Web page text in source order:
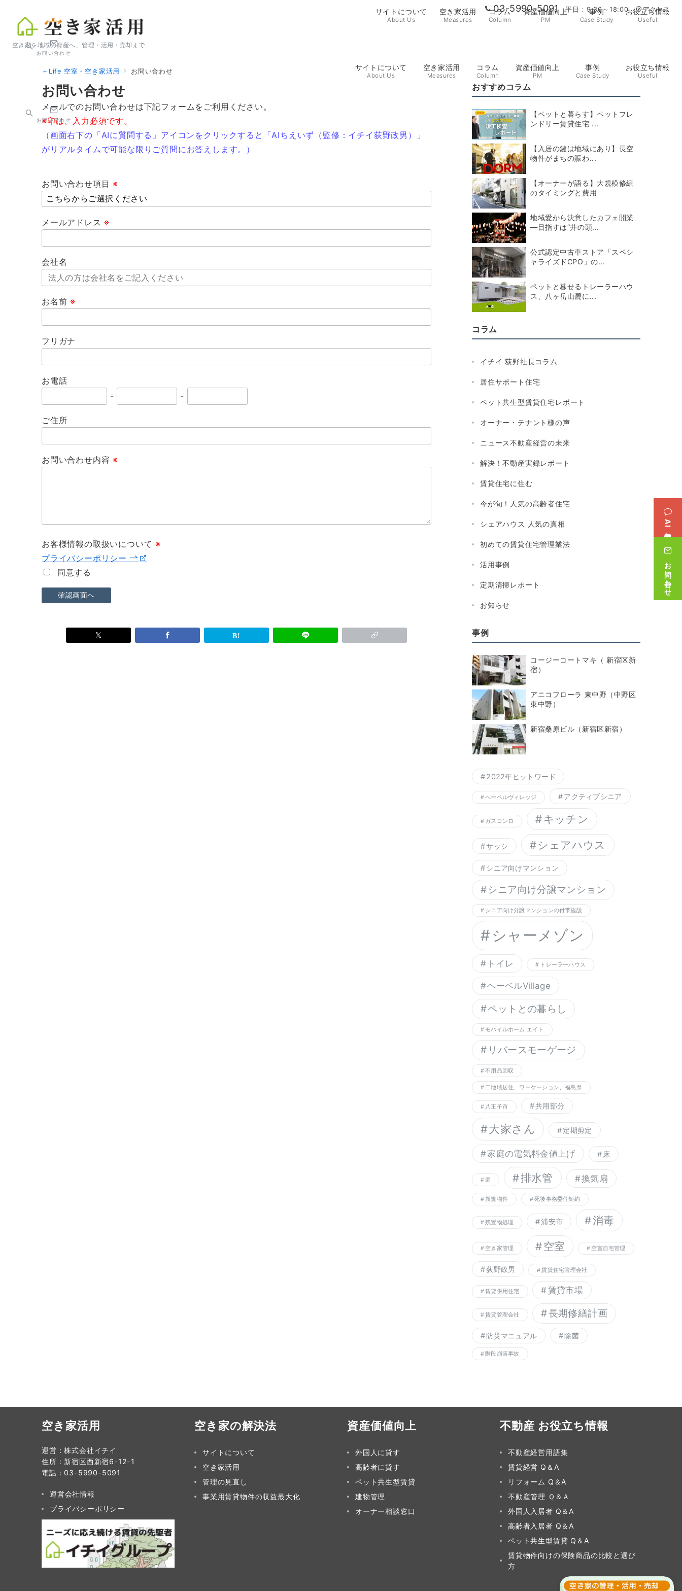
03-5990-5091 平日：9:30～18:00 アクセス
空き家を地域の資産へ、管理・活用・売却まで
サイトについて
About Us
空き家活用
Measures
コラム
Column
資産価値向上
PM
事例
Case Study
お役立ち情報
Useful
お問い合わせ
サイトについて
About Us
空き家活用
Measures
コラム
Column
資産価値向上
PM
事例
Case Study
お役立ち情報
Useful
お問い合わせ
＋Life 空室・空き家活用 お問い合わせ
お問い合わせ
メールでのお問い合わせは下記フォームをご利用ください。
※印は、入力必須です。
（画面右下の「AIに質問する」アイコンをクリックすると「AIちえいず（監修：イチイ荻野政男）」
がリアルタイムで可能な限りご質問にお答えします。）
お問い合わせ項目※
メールアドレス※
会社名
お名前※
フリガナ
お電話
-
-
ご住所
お問い合わせ内容※
お客様情報の取扱いについて※
プライバシーポリシー
同意する
おすすめコラム
【ペットと暮らす】ペットフレ
ンドリー賃貸住宅 ...
【入居の鍵は地域にあり】長空
物件がまちの賑わ...
【オーナーが語る】大規模修繕
のタイミングと費用
地域愛から決意したカフェ開業
―目指すは“井の頭...
公式認定中古車ストア「スペシ
ャライズドCPO」の...
ペットと暮せるトレーラーハウ
ス、八ヶ岳山麓に...
コラム
イチイ 荻野社長コラム
居住サポート住宅
ペット共生型賃貸住宅レポート
オーナー・テナント様の声
ニュース不動産経営の未来
解決！不動産実録レポート
賃貸住宅に住む
今が旬！人気の高齢者住宅
シェアハウス 人気の真相
初めての賃貸住宅管理業法
活用事例
定期清掃レポート
お知らせ
事例
コージーコートマキ（ 新宿区新
宿）
アニコフローラ 東中野（中野区
東中野）
新宿桑原ビル（新宿区新宿）
2022年ヒットワード
へーベルヴィレッジ アクティブシニア
ガスコンロ キッチン
サッシ シェアハウス
シニア向けマンション
シニア向け分譲マンション
シニア向け分譲マンションの付帯施設
シャーメゾン
トイレ トレーラーハウス
ヘーベルVillage
ペットとの暮らし
モバイルホーム エイト
リバースモーゲージ
不用品回収
二地域居住、ワーケーション、福島県
八王子市 共用部分
大家さん 定期剪定
家庭の電気料金値上げ 床
庭 排水管 換気扇
新規物件 死後事務委任契約
残置物処理 浦安市 消毒
空き家管理 空室 空室自宅管理
荻野政男 賃貸住宅管理会社
賃貸併用住宅 賃貸市場
賃貸管理会社 長期修繕計画
防災マニュアル 除菌
階段崩落事故
空き家活用
運営：株式会社イチイ
住所：新宿区西新宿6-12-1
電話：03-5990-5091
運営会社情報
プライバシーポリシー
空き家の解決法
サイトについて
空き家活用
管理の見直し
事業用賃貸物件の収益最大化
資産価値向上
外国人に貸す
高齢者に貸す
ペット共生型賃貸
建物管理
オーナー相談窓口
不動産 お役立ち情報
不動産経営用語集
賃貸経営 Q＆A
リフォーム Q＆A
不動産管理 Ｑ＆Ａ
外国人入居者 Q＆A
高齢者入居者 Q＆A
ペット共生型賃貸 Q＆A
賃貸物件向けの保険商品の比較と選び
方
AI無料相談
お問い合わせ